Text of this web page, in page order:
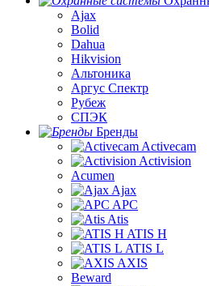
Ajax
Bolid
Dahua
Hikvision
Альтоника
Аргус Спектр
Рубеж
СПЭК
Бренды
Activecam
Activision
Acumen
Ajax
APC
Atis
ATIS H
ATIS L
AXIS
Beward